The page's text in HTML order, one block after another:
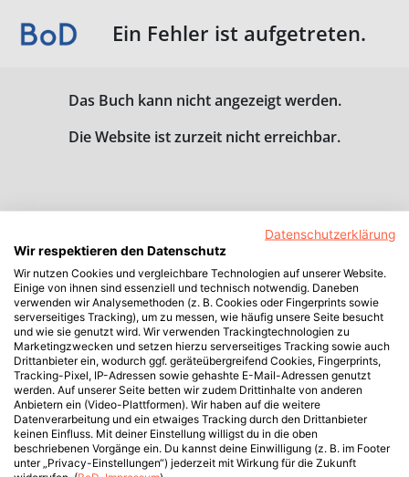
Ein Fehler ist aufgetreten.
Das Buch kann nicht angezeigt werden.
Die Website ist zurzeit nicht erreichbar.
Datenschutzerklärung
Wir respektieren den Datenschutz
Wir nutzen Cookies und vergleichbare Technologien auf unserer Website.
Einige von ihnen sind essenziell und technisch notwendig. Daneben
verwenden wir Analysemethoden (z. B. Cookies oder Fingerprints sowie
serverseitiges Tracking), um zu messen, wie häufig unsere Seite besucht
und wie sie genutzt wird. Wir verwenden Trackingtechnologien zu
Marketingzwecken und setzen hierzu serverseitiges Tracking sowie auch
Drittanbieter ein, wodurch ggf. geräteübergreifend Cookies, Fingerprints,
Tracking-Pixel, IP-Adressen sowie gehashte E-Mail-Adressen genutzt
werden. Auf unserer Seite betten wir zudem Drittinhalte von anderen
Anbietern ein (Video-Plattformen). Wir haben auf die weitere
Datenverarbeitung und ein etwaiges Tracking durch den Drittanbieter
keinen Einfluss. Mit deiner Einstellung willigst du in die oben
beschriebenen Vorgänge ein. Du kannst deine Einwilligung (z. B. im Footer
unter „Privacy-Einstellungen“) jederzeit mit Wirkung für die Zukunft